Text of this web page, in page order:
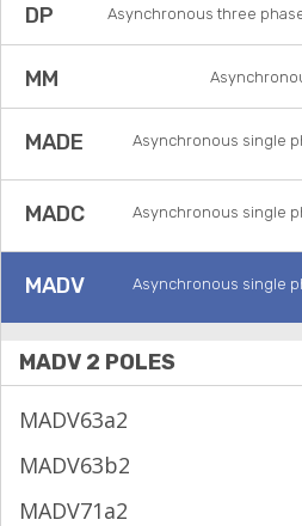
DP Asynchronous three
MM
MADE
Asynchronous single
MADC
Asynchronous single
MADV
Asynchronous single
MADV 2 POLES
MADV63a2
MADV63b2
MADV71a2